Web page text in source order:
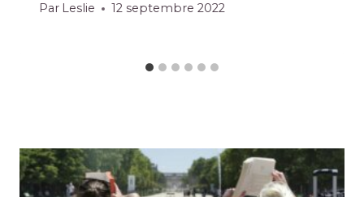
Par Leslie 12 septembre 2022